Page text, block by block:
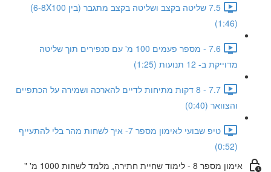
7.5 שליטה בקצב ושליטה בקצב מתגבר (בין 6-8X100)
(1:46)
7.6 - מספר פעמים 100 מ' עם סנפירים תוך שליטה
מדוייקת ב- 12 תנועות (1:25)
7.7 - 8 דקות מתיחות לדיים להארכה ושמירה על הכתפיים
והצוואר (0:40)
טיפ שבועי לאימון מספר 7- איך לשחות מהר בלי להתעייף
(0:52)
אימון מספר 8 - לימוד שחיית חתירה, מלמד לשחות 1000 מ' "